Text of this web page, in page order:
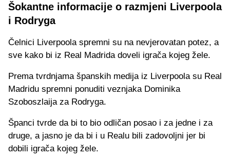
Šokantne informacije o razmjeni Liverpoola
i Rodryga
Čelnici Liverpoola spremni su na nevjerovatan potez, a
sve kako bi iz Real Madrida doveli igrača kojeg žele.
Prema tvrdnjama španskih medija iz Liverpoola su Real
Madridu spremni ponuditi veznjaka Dominika
Szoboszlaija za Rodryga.
Španci tvrde da bi to bio odličan posao i za jedne i za
druge, a jasno je da bi i u Realu bili zadovoljni jer bi
dobili igrača kojeg žele.